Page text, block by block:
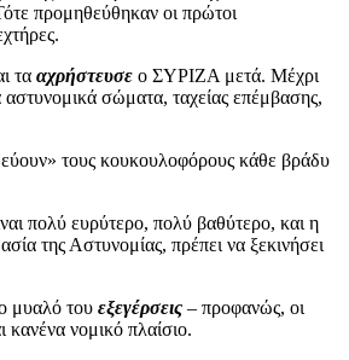
προμηθεύθηκαν οι πρώτοι
τα αχρήστευσε ο ΣΥΡΙΖΑ μετά. Μέχρι
αστυνομικά σώματα, ταχείας επέμβασης,
τους κουκουλοφόρους κάθε βράδυ
πολύ ευρύτερο, πολύ βαθύτερο, και η
της Αστυνομίας, πρέπει να ξεκινήσει
μυαλό του εξεγέρσεις – προφανώς, οι
κανένα νομικό πλαίσιο.